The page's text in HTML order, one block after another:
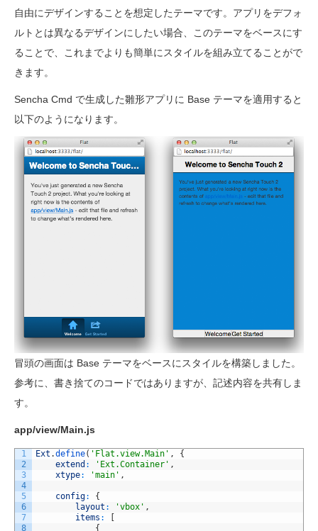
自由にデザインすることを想定したテーマです。アプリをデフォ
ルトとは異なるデザインにしたい場合、このテーマをベースにす
ることで、これまでよりも簡単にスタイルを組み立てることがで
きます。
Sencha Cmd で生成した雛形アプリに Base テーマを適用すると
以下のようになります。
冒頭の画面は Base テーマをベースにスタイルを構築しました。
参考に、書き捨てのコードではありますが、記述内容を共有しま
す。
app/view/Main.js
1
2
3
4
5
6
7
8
Ext .define( 'Flat.view.Main' ,
{
extend : 'Ext.Container' ,
xtype: 'main' ,
config:
{
layout : 'vbox' ,
items :
{